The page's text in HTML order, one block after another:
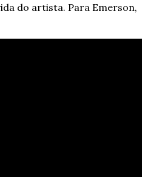
do artista. Para Emerson,